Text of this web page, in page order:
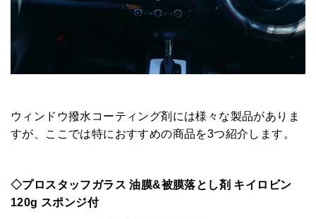
ウィンドウ撥水コーティング剤には様々な製品がありま
すが、ここでは特におすすめの商品を3つ紹介します。
◇プロスタッフガラス 油膜&被膜落とし剤 キイロビン
120g スポンジ付